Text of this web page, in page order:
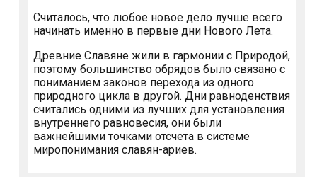
Считалось, что любое новое дело лучше всего
начинать именно в первые дни Нового Лета.
Древние Славяне жили в гармонии с Природой,
поэтому большинство обрядов было связано с
пониманием законов перехода из одного
природного цикла в другой. Дни равноденствия
считались одними из лучших для установления
внутреннего равновесия, они были
важнейшими точками отсчета в системе
миропонимания славян-ариев.